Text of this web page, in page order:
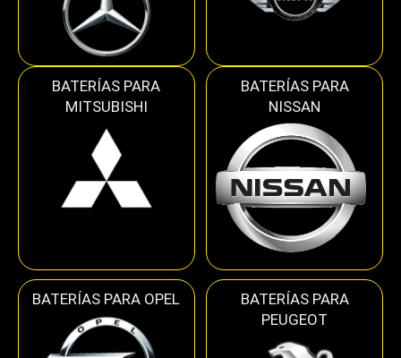
BATERÍAS PARA
MITSUBISHI
BATERÍAS PARA
NISSAN
BATERÍAS PARA OPEL
BATERÍAS PARA
PEUGEOT